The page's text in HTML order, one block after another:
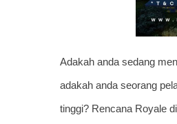
Adakah anda sedang
adakah anda seorang
tinggi? Rencana Royale